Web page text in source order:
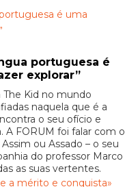
portuguesa é
explorar”
The Kid no mundo
naquela que é a
o seu ofício e
A FORUM foi falar com o
ou Assado – o seu
do professor Marco
as suas vertentes.